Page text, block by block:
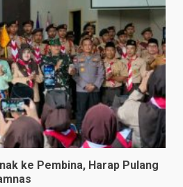
ke Pembina, Harap Pulang